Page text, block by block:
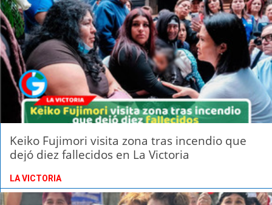
Keiko Fujimori visita zona tras incendio que
dejó diez fallecidos en La Victoria
LA VICTORIA